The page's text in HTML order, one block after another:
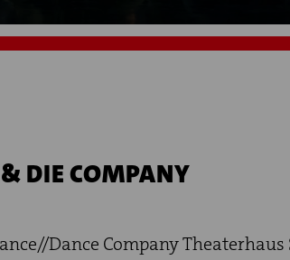
DIE COMPANY
Dance Company